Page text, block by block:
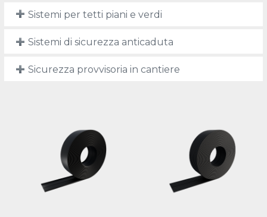
Sistemi per tetti piani e verdi
Sistemi di sicurezza anticaduta
Sicurezza provvisoria in cantiere